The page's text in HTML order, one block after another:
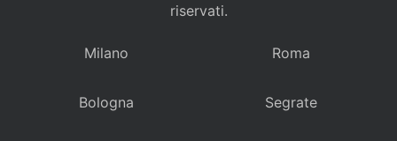
riservati.
Milano Roma
Bologna Segrate